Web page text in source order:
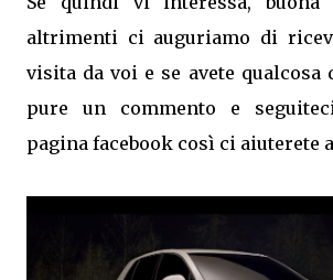
altrimenti ci auguriamo di
visita da voi e se avete qualcosa
pure un commento e
pagina facebook così ci aiuterete